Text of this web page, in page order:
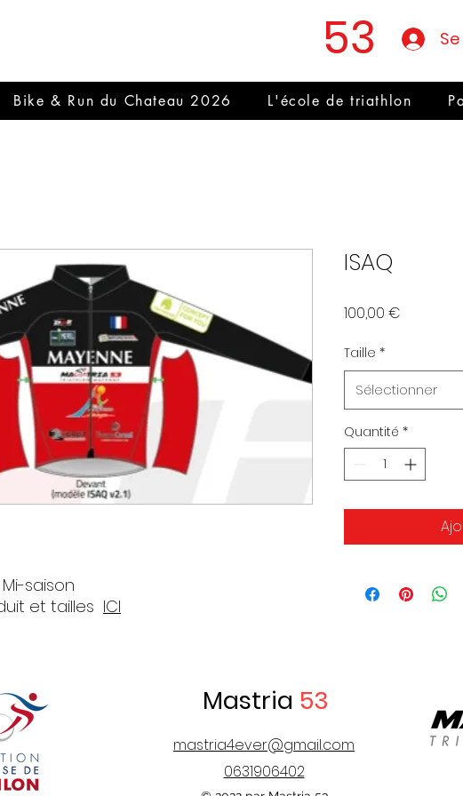
53
Bike & Run du Chateau 2026 L'école de triathlon
saison
et tailles ICI
ISAQ
100,00 €
Taille *
Sélectionner
Quantité *
Mastria 53
mastria4ever@gmail.com
0631906402